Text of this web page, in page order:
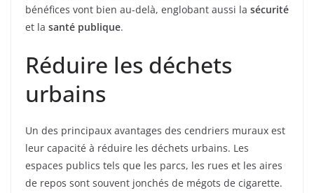
bénéfices vont bien au-delà, englobant aussi la sécurité
et la santé publique.
Réduire les déchets
urbains
Un des principaux avantages des cendriers muraux est
leur capacité à réduire les déchets urbains. Les
espaces publics tels que les parcs, les rues et les aires
de repos sont souvent jonchés de mégots de cigarette.